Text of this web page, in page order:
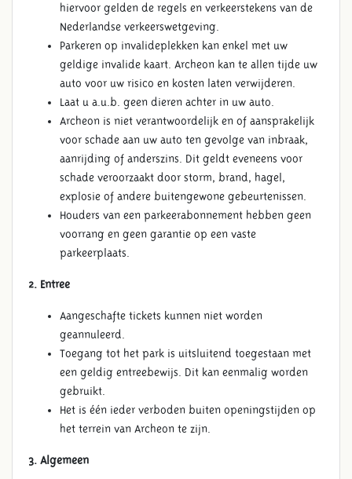
hiervoor gelden de regels en verkeerstekens van de
Nederlandse verkeerswetgeving.
Parkeren op invalideplekken kan enkel met uw
geldige invalide kaart. Archeon kan te allen tijde uw
auto voor uw risico en kosten laten verwijderen.
Laat u a.u.b. geen dieren achter in uw auto.
Archeon is niet verantwoordelijk en of aansprakelijk
voor schade aan uw auto ten gevolge van inbraak,
aanrijding of anderszins. Dit geldt eveneens voor
schade veroorzaakt door storm, brand, hagel,
explosie of andere buitengewone gebeurtenissen.
Houders van een parkeerabonnement hebben geen
voorrang en geen garantie op een vaste
parkeerplaats.
2. Entree
Aangeschafte tickets kunnen niet worden
geannuleerd.
Toegang tot het park is uitsluitend toegestaan met
een geldig entreebewijs. Dit kan eenmalig worden
gebruikt.
Het is één ieder verboden buiten openingstijden op
het terrein van Archeon te zijn.
3. Algemeen